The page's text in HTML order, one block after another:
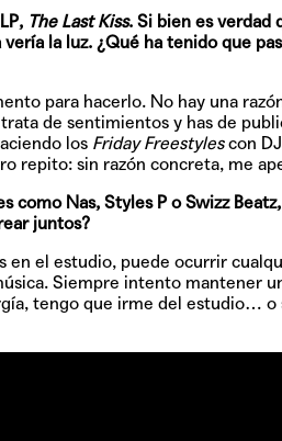
The Last Kiss. Si bien es verdad
la luz. ¿Qué ha tenido que
para hacerlo. No hay una
de sentimientos y has de
los Friday Freestylescon
repito: sin razón concreta, me
Nas, Styles P o Swizz
juntos?
el estudio, puede ocurrir
Siempre intento mantener
tengo que irme del estudio…